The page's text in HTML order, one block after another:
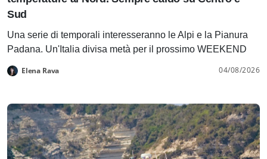
Sud
Una serie di temporali interesseranno le Alpi e la Pianura
Padana. Un'Italia divisa metà per il prossimo WEEKEND
Elena Rava 04/08/2026